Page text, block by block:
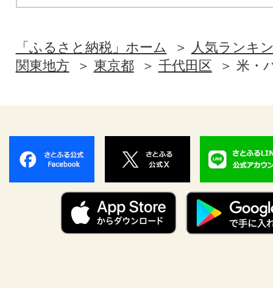
「ふるさと納税」ホーム
人気ランキ
関東地方
東京都 千代田区 米・